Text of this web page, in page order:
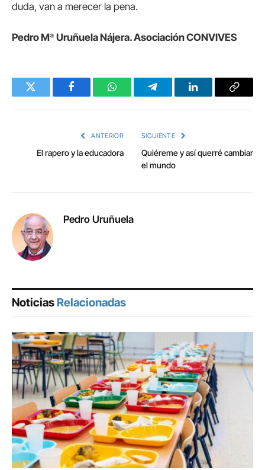
duda, van a merecer la pena.
Pedro Mª Uruñuela Nájera. Asociación CONVIVES
Twitter FacebookWhatsAppTelegramLinkedInCopy
ANTERIOR
El rapero y la educadora
SIGUIENTE
Quiéreme y así querré cambiar
el mundo
Pedro Uruñuela
Noticias Relacionadas